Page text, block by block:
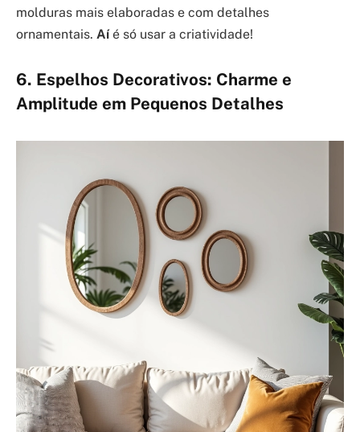
molduras mais elaboradas e com detalhes
ornamentais. Aíé só usar a criatividade!
6. Espelhos Decorativos: Charme e
Amplitude em Pequenos Detalhes